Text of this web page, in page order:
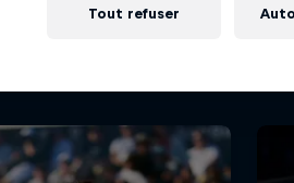
Tout refuser